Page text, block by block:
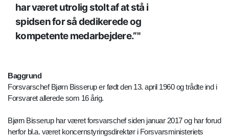
har været utrolig stolt af at stå i
spidsen for så dedikerede og
kompetente medarbejdere.”
Baggrund
Forsvarschef Bjørn Bisserup er født den 13. april 1960 og trådte ind i
Forsvaret allerede som 16 årig.
Bjørn Bisserup har været forsvarschef siden januar 2017 og har forud
herfor bl.a. været koncernstyringsdirektør i Forsvarsministeriets